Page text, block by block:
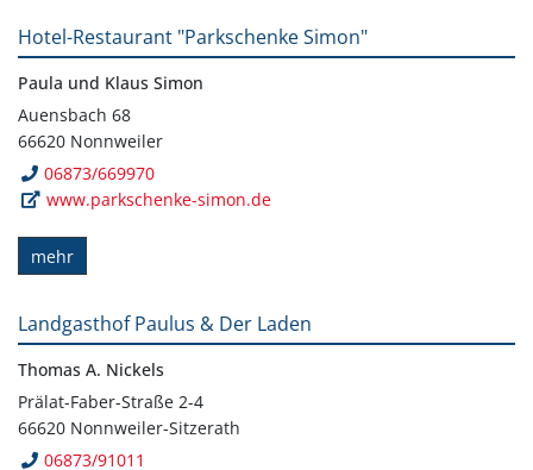
Hotel-Restaurant "Parkschenke Simon"
Paula und Klaus Simon
Auensbach 68
66620 Nonnweiler
06873/669970
www.parkschenke-simon.de
mehr
Landgasthof Paulus & Der Laden
Thomas A. Nickels
Prälat-Faber-Straße 2-4
66620 Nonnweiler-Sitzerath
06873/91011